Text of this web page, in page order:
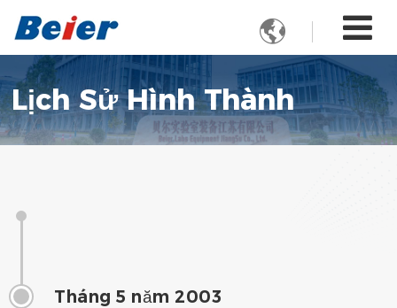

Lịch Sử Hình Thành
Tháng 5 năm 2003